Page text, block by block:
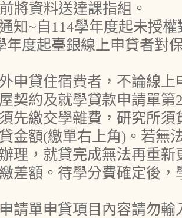
將資料送達課指組。
知~自114學年度起未授
年度起臺銀線上申貸者對
申貸住宿費者，不論線
契約及就學貸款申請單第
先繳交學雜費，研究所
金額(繳單右上角)。若無
理，就貸完成無法再重
差額。待學分費確定後
請單申貸項目內容請勿